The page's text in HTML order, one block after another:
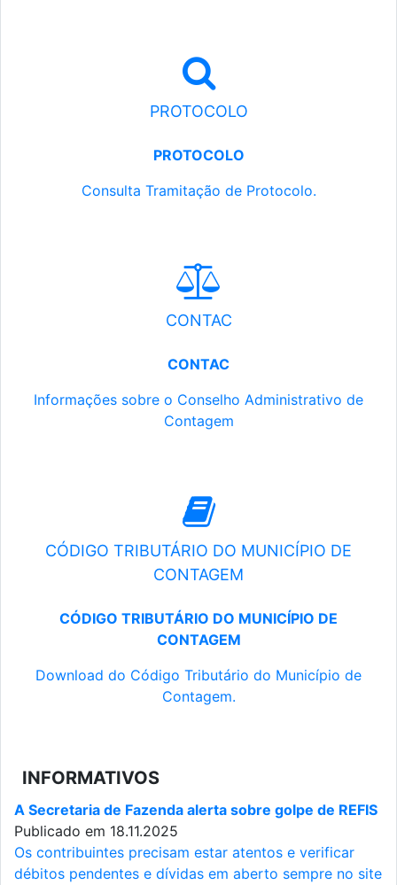
PROTOCOLO
PROTOCOLO
Consulta Tramitação de Protocolo.
CONTAC
CONTAC
Informações sobre o Conselho Administrativo de
Contagem
CÓDIGO TRIBUTÁRIO DO MUNICÍPIO DE
CONTAGEM
CÓDIGO TRIBUTÁRIO DO MUNICÍPIO DE
CONTAGEM
Download do Código Tributário do Município de
Contagem.
INFORMATIVOS
A Secretaria de Fazenda alerta sobre golpe de REFIS
Publicado em 18.11.2025
Os contribuintes precisam estar atentos e verificar
débitos pendentes e dívidas em aberto sempre no site